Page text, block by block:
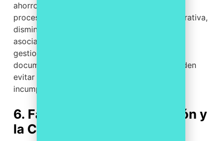
ahorros sustanciales. La automatización de
procesos reduce la carga de trabajo administrativa,
disminuye los errores y minimiza los costos
asociados con la no conformidad. Además, al
gestionar eficientemente los contratos y la
documentación legal, las organizaciones pueden
evitar litigios costosos y multas por
incumplimiento.
6. Facilitando la Colaboración y
la Comunicación